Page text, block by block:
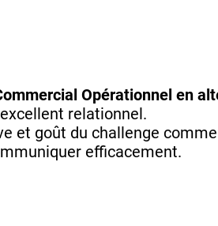
Opérationnel en
relationnel.
et goût du challenge
efficacement.